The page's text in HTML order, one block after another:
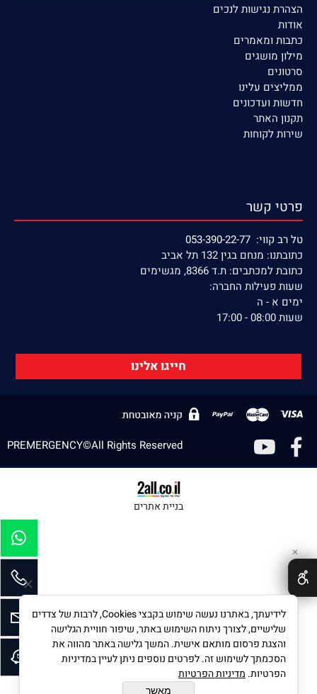
הצהרת נגישות לנכים
אודות
כתבות ומאמרים
מילון מושגים
סרטונים
ממליצים עלינו
חדשות ועדכונים
תקנון האתר
שירות לקוחות
פרטי קשר
טל רב קווי: 053-390-22-77
כתובתנו: מנחם בגין 132 תל אביב
כתובת למכתבים: ת.ד 8366, מגשימים
שעות פעילות החברה:
ימים א - ה
שעות 08:00 - 17:00
חייגו אלינו
PREMERGENCY©All Rights Reserved
בניית אתרים
✕
לידיעתך, באתרנו נעשה שימוש בקבצי Cookies, לרבות של צדדים
שלישיים, לצורך ניתוח השימוש באתר, שיפור חוויית הגלישה
והצגת פרסום מותאם אישית. המשך גלישה באתר מהווה את
הסכמתך לשימוש זה. לפרטים נוספים ניתן לעיין במדיניות
הפרטיות. מדיניות הפרטיות
מאשר